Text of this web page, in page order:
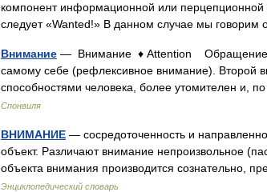
компонент информационной или перцепционной
следует «Wanted!» В данном случае мы
Внимание — Внимание ♦ Attention Обращение
самому себе (рефлексивное внимание). Второй
способностями человека, более утомителен и,
Спонвиля
ВНИМАНИЕ — сосредоточенность и
объект. Различают внимание непроизвольное
объекта внимания производится сознательно,
Энциклопедический словарь